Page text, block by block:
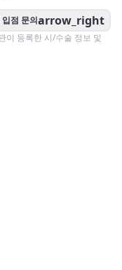
입점 문의arrow_right
이 등록한 시/수술 정보 및